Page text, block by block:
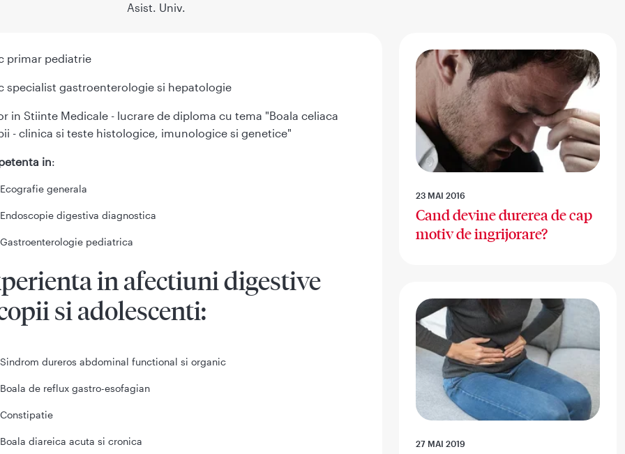
Asist. Univ.
primar pediatrie
specialist gastroenterologie si hepatologie
in Stiinte Medicale - lucrare de diploma cu tema "Boala celiaca
- clinica si teste histologice, imunologice si genetice"
in:
Ecografie generala
Endoscopie digestiva diagnostica
Gastroenterologie pediatrica
in afectiuni digestive
si adolescenti:
Sindrom dureros abdominal functional si organic
Boala de reflux gastro-esofagian
Constipatie
Boala diareica acuta si cronica
23 MAI 2016
Cand devine durerea de cap
motiv de ingrijorare?
27 MAI 2019